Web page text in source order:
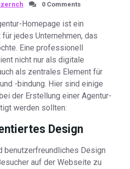
0 Comments
Homepage ist ein
jedes Unternehmen, das
Eine professionell
nicht nur als digitale
als zentrales Element für
-bindung. Hier sind einige
der Erstellung einer Agentur-
werden sollten:
Design
benutzerfreundliches Design
auf der Webseite zu